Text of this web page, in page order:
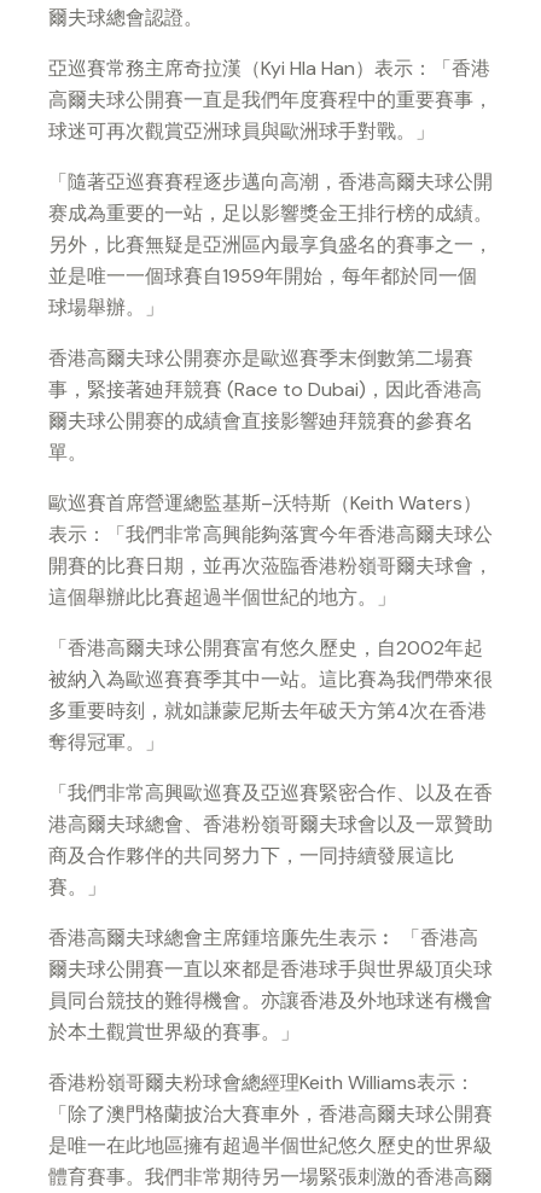
爾夫球總會認證。
亞巡賽常務主席奇拉漢（Kyi Hla Han）表示： 「香港
高爾夫球公開賽一直是我們年度賽程中的重要賽事，
球迷可再次觀賞亞洲球員與歐洲球手對戰。
」
「隨著亞巡賽賽程逐步邁向高潮，香港高爾夫球公開
赛成為重要的一站，足以影響獎金王排行榜的成績。
另外，比賽無疑是亞洲區內最享負盛名的賽事之一，
並是唯一一個球賽自1959年開始，每年都於同一個
球場舉辦。
」
香港高爾夫球公開赛亦是歐巡賽季末倒數第二場賽
事，緊接著廸拜競賽 (Race to Dubai) ，因此香港高
爾夫球公開赛的成績會直接影響廸拜競賽的參賽名
單。
歐巡賽首席營運總監基斯–沃特斯（Keith Waters）
表示：
「我們非常高興能夠落實今年香港高爾夫球公
開賽的比賽日期，並再次蒞臨香港粉嶺哥爾夫球會，
這個舉辦此比賽超過半個世紀的地方。
」
「香港高爾夫球公開賽富有悠久歷史，自2002年起
被納入為歐巡賽賽季其中一站。這比賽為我們帶來很
多重要時刻，就如謙蒙尼斯去年破天方第4次在香港
奪得冠軍。
」
「我們非常高興歐巡賽及亞巡賽緊密合作、以及在香
港高爾夫球總會、香港粉嶺哥爾夫球會以及一眾贊助
商及合作夥伴的共同努力下，一同持續發展這比
賽。
」
香港高爾夫球總會主席鍾培廉先生表示 ︰ 「香港高
爾夫球公開賽一直以來都是香港球手與世界級頂尖球
員同台競技的難得機會。亦讓香港及外地球迷有機會
於本土觀賞世界級的賽事。
」
香港粉嶺哥爾夫粉球會總經理Keith Williams表示：
「除了澳門格蘭披治大賽車外，香港高爾夫球公開賽
是唯一在此地區擁有超過半個世紀悠久歷史的世界級
體育賽事。我們非常期待另一場緊張刺激的香港高爾